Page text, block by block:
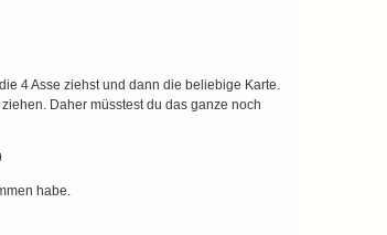
4 Asse ziehst und dann die beliebige Karte.
Daher müsstest du das ganze noch
habe.